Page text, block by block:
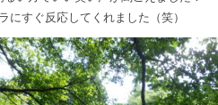
にすぐ反応してくれました（笑）